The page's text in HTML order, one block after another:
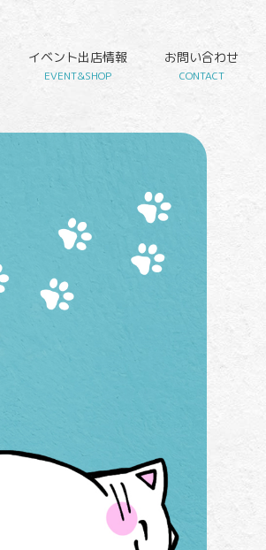
イベント出店情報
EVENT&SHOP
お問い合わせ
CONTACT